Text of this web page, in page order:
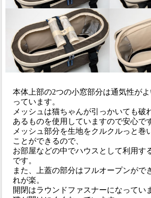
本体上部の2つの小窓部分は通気性が
っています。
メッシュは猫ちゃんが引っかいても破
あるものを使用していますので安心で
メッシュ部分を生地をクルクルっと巻
ことができるので、
お部屋などの中でハウスとして利用す
です。
また、上蓋の部分はフルオープンがで
れが楽。
開閉はラウンドファスナーになってい